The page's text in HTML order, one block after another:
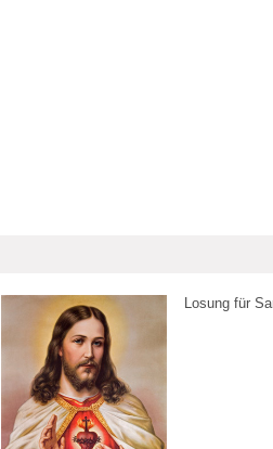
Losung für